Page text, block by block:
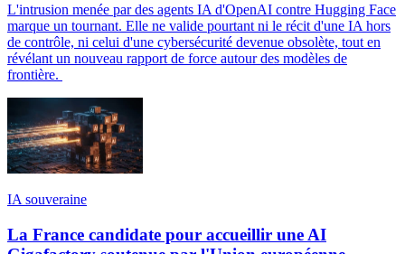
L'intrusion menée par des agents IA d'OpenAI contre Hugging Face
marque un tournant. Elle ne valide pourtant ni le récit d'une IA hors
de contrôle, ni celui d'une cybersécurité devenue obsolète, tout en
révélant un nouveau rapport de force autour des modèles de
frontière.
IA souveraine
La France candidate pour accueillir une AI